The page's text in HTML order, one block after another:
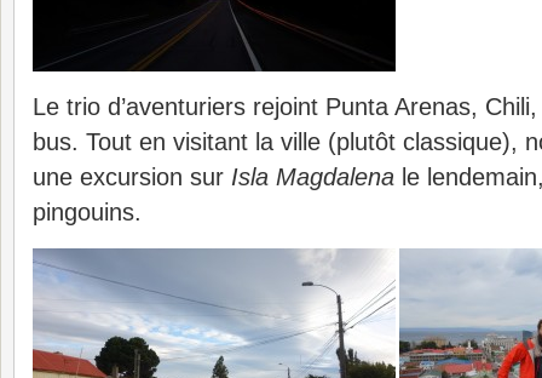
Le trio d’aventuriers rejoint Punta Arenas,
bus. Tout en visitant la ville (plutôt classique),
une excursion sur Isla Magdalena le
pingouins.